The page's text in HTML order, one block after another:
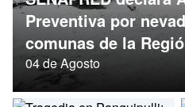
Nacional
Política
Preventiva por
comunas de la
04 de Agosto